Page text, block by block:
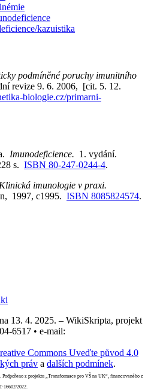
kazuistika
podmíněné poruchy imunitního
revize 9. 6. 2006, [cit. 5. 12.
biologie.cz/primarni-
Imunodeficience. 1. vydání.
s. ISBN 80-247-0244-4.
Klinická imunologie v praxi.
1997, c1995. ISBN 8085824574.
13. 4. 2025. – WikiSkripta, projekt
6517 • e-mail:
Commons Uveďte původ 4.0
práv a dalších podmínek.
Podpořeno z projektu „Transformace pro VŠ na UK“, financovaného z
16602/2022.